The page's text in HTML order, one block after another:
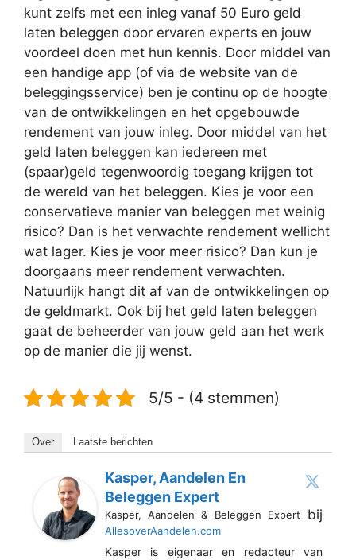
kunt zelfs met een inleg vanaf 50 Euro geld
laten beleggen door ervaren experts en jouw
voordeel doen met hun kennis. Door middel van
een handige app (of via de website van de
beleggingsservice) ben je continu op de hoogte
van de ontwikkelingen en het opgebouwde
rendement van jouw inleg. Door middel van het
geld laten beleggen kan iedereen met
(spaar)geld tegenwoordig toegang krijgen tot
de wereld van het beleggen. Kies je voor een
conservatieve manier van beleggen met weinig
risico? Dan is het verwachte rendement wellicht
wat lager. Kies je voor meer risico? Dan kun je
doorgaans meer rendement verwachten.
Natuurlijk hangt dit af van de ontwikkelingen op
de geldmarkt. Ook bij het geld laten beleggen
gaat de beheerder van jouw geld aan het werk
op de manier die jij wenst.
5/5 - (4 stemmen)
Over Laatste berichten
Kasper, Aandelen En
Beleggen Expert
Kasper, Aandelen & Beleggen Expert bij
AllesoverAandelen.com
Kasper is eigenaar en redacteur van